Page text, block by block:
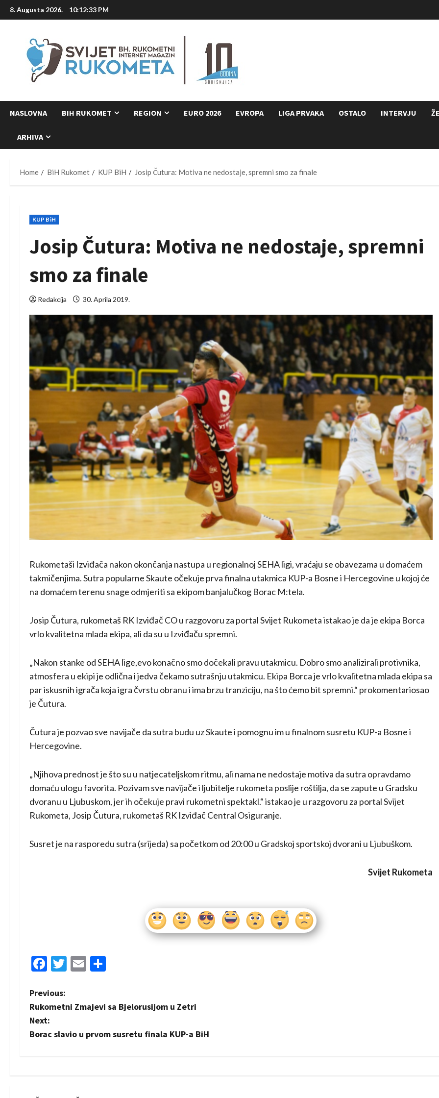
Skip
to
8. Augusta 2026. 10:12:34 PM
NASLOVNA BIH RUKOMET REGION EURO 2026 EVROPA LIGA PRVAKA OSTALO INTERVJU
ARHIVA
Home BiH Rukomet KUP BiH Josip Čutura: Motiva ne nedostaje, spremni smo za finale
KUP BiH
Josip Čutura: Motiva ne nedostaje, spremni
smo za finale
Redakcija 30. Aprila 2019.
Rukometaši Izviđača nakon okončanja nastupa u regionalnoj SEHA ligi, vraćaju se obavezama u domaćem
takmičenjima. Sutra popularne Skaute očekuje prva finalna utakmica KUP-a Bosne i Hercegovine u kojoj će
na domaćem terenu snage odmjeriti sa ekipom banjalučkog Borac M:tela.
Josip Čutura, rukometaš RK Izviđač CO u razgovoru za portal Svijet Rukometa istakao je da je ekipa Borca
vrlo kvalitetna mlada ekipa, ali da su u Izviđaču spremni.
„Nakon stanke od SEHA lige,evo konačno smo dočekali pravu utakmicu. Dobro smo analizirali protivnika,
atmosfera u ekipi je odlična i jedva čekamo sutrašnju utakmicu. Ekipa Borca je vrlo kvalitetna mlada ekipa sa
par iskusnih igrača koja igra čvrstu obranu i ima brzu tranziciju, na što ćemo bit spremni.“ prokomentariosao
je Čutura.
Čutura je pozvao sve navijače da sutra budu uz Skaute i pomognu im u finalnom susretu KUP-a Bosne i
Hercegovine.
„Njihova prednost je što su u natjecateljskom ritmu, ali nama ne nedostaje motiva da sutra opravdamo
domaću ulogu favorita. Pozivam sve navijače i ljubitelje rukometa poslije roštilja, da se zapute u Gradsku
dvoranu u Ljubuskom, jer ih očekuje pravi rukometni spektakl.“ istakao je u razgovoru za portal Svijet
Rukometa, Josip Čutura, rukometaš RK Izviđač Central Osiguranje.
Susret je na rasporedu sutra (srijeda) sa početkom od 20:00 u Gradskoj sportskoj dvorani u Ljubuškom.
Svijet Rukometa
Facebook
Twitter
Email
P
o
s
Previous:
Rukometni Zmajevi sa Bjelorusijom u Zetri
Next:
Borac slavio u prvom susretu finala KUP-a BiH